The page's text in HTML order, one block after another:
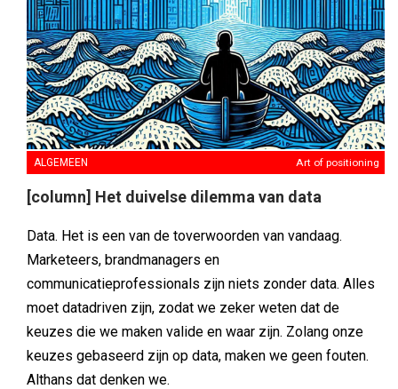
ALGEMEEN Art of positioning
[column] Het duivelse dilemma van data
Data. Het is een van de toverwoorden van vandaag.
Marketeers, brandmanagers en
communicatieprofessionals zijn niets zonder data. Alles
moet datadriven zijn, zodat we zeker weten dat de
keuzes die we maken valide en waar zijn. Zolang onze
keuzes gebaseerd zijn op data, maken we geen fouten.
Althans dat denken we.